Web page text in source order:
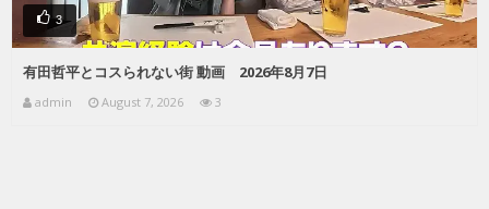
3
有田哲平とコスられない街 動画 2026年8月7日
admin August 7, 2026 3